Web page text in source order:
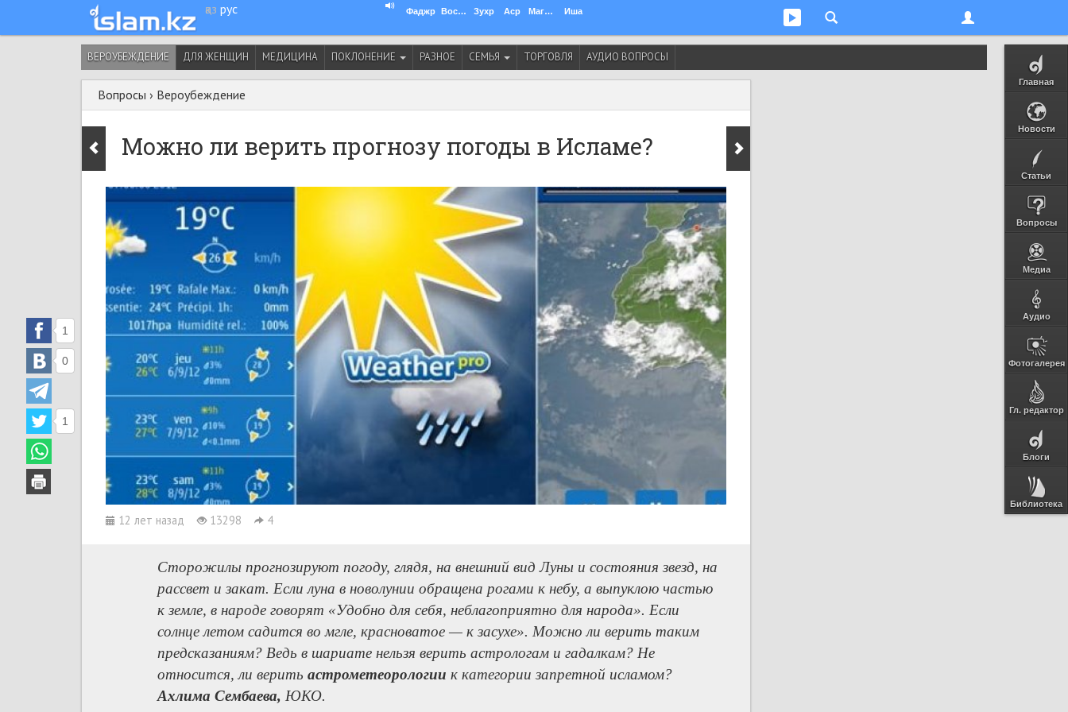
қаз рус Фаджр Восход Зухр Аср Магриб Иша
Главная
Новости
Статьи
Вопросы
Медиа
Аудио
Фотогалерея
Гл. редактор
Блоги
Библиотека
ВЕРОУБЕЖДЕНИЕ ДЛЯ ЖЕНЩИН МЕДИЦИНА ПОКЛОНЕНИЕ РАЗНОЕ СЕМЬЯ ТОРГОВЛЯ АУДИО ВОПРОСЫ
Вопросы › Вероубеждение
Можно ли верить прогнозу погоды в Исламе?
12 лет назад 13298 4
1
0
1
Сторожилы прогнозируют погоду, глядя, на внешний вид Луны и состояния звезд, на
рассвет и закат. Если луна в новолунии обращена рогами к небу, а выпуклою частью
к земле, в народе говорят «Удобно для себя, неблагоприятно для народа». Если
солнце летом садится во мгле, красноватое — к засухе». Можно ли верить таким
предсказаниям? Ведь в шариате нельзя верить астрологам и гадалкам? Не
относится, ли верить астрометеорологии к категории запретной исламом?
Ахлима Сембаева, ЮКО.